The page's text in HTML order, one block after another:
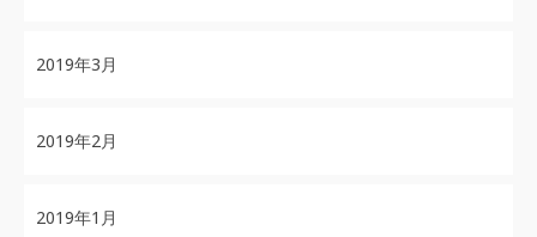
2019年3月
2019年2月
2019年1月